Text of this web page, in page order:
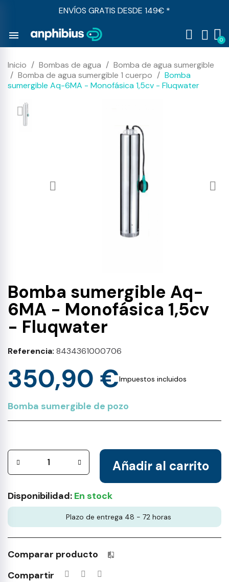
ENVÍOS GRATIS DESDE 149€ *
menu
Inicio Bombas de agua
Bomba de agua sumergible
Bomba de agua sumergible 1 cuerpo
Bomba
sumergible Aq-6MA - Monofásica 1,5cv - Fluqwater
Bomba sumergible Aq-
6MA - Monofásica 1,5cv
- Fluqwater
Referencia 8434361000706
350,90 €Impuestos incluidos
Bomba sumergible de pozo
Añadir al carrito
Disponibilidad: En stock
Plazo de entrega 48 - 72 horas
Comparar producto Productos incluidos en tu lista
Compartir